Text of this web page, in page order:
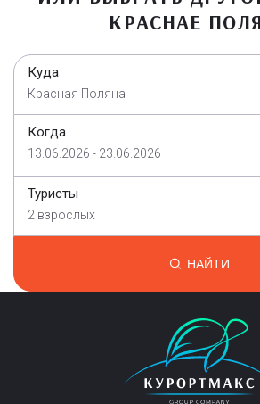
КРАСНАЕ
Куда
Красная Поляна
Когда
13.06.2026 - 23.06.2026
Туристы
2 взрослых
НАЙТИ